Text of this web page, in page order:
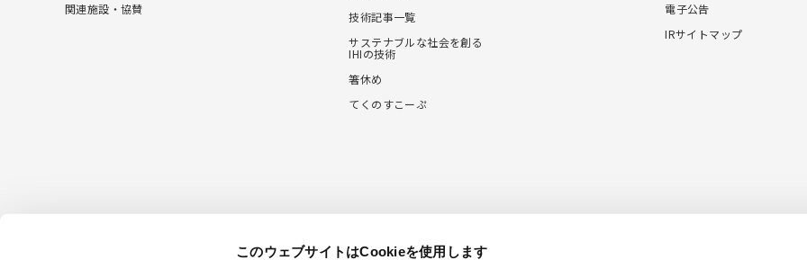
このウェブサイトはCookieを使用します
関連施設・協賛
技術記事一覧
サステナブルな社会を創る
IHIの技術
箸休め
てくのすこーぷ
電子公告
IRサイトマップ